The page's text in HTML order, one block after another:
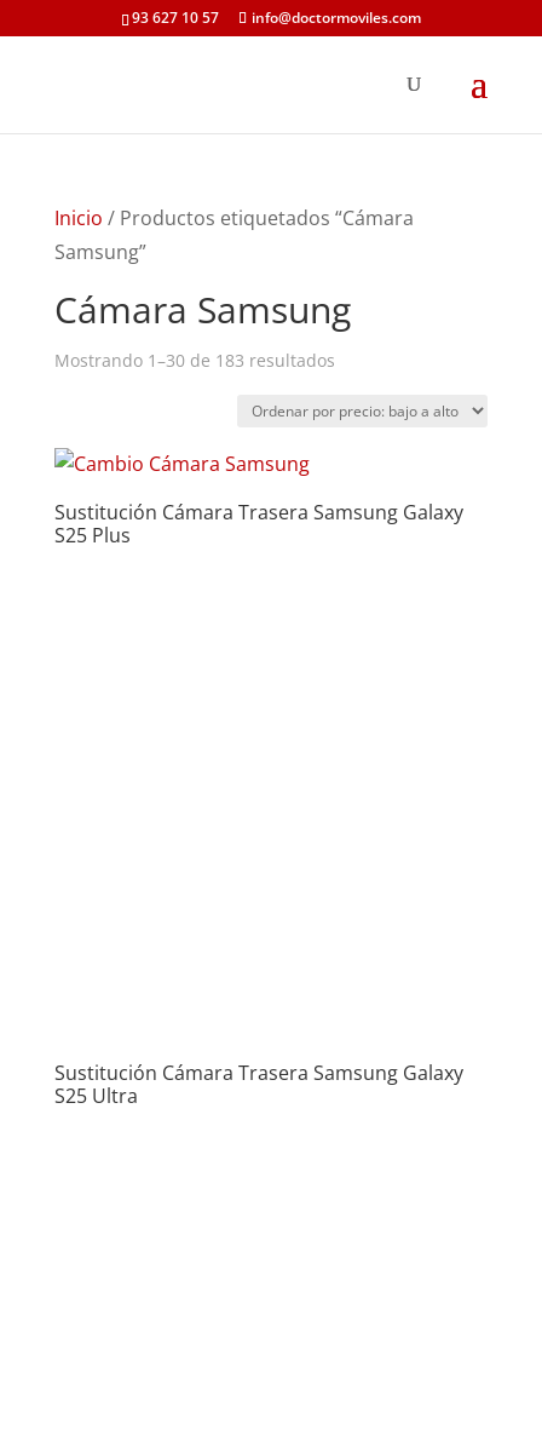
93 627 10 57 info@doctormoviles.com
Inicio / Productos etiquetados “Cámara
Samsung”
Cámara Samsung
Mostrando 1–30 de 183 resultadosOrdenado
precio:
Sustitución Cámara Trasera Samsung Galaxy
S25 Plus
Sustitución Cámara Trasera Samsung Galaxy
S25 Ultra